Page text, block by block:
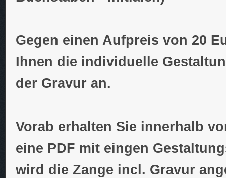
Gegen einen Aufpreis von 20
Ihnen die individuelle
der Gravur an.
Vorab erhalten Sie innerhalb
eine PDF mit eingen
wird die Zange incl. Gravur